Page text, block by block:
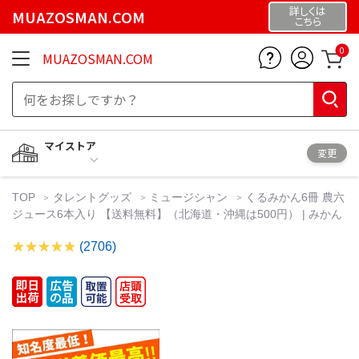
MUAZOSMAN.COM 詳しくは
こちら
MUAZOSMAN.COM 0
マイストア
変更
TOP タレントグッズ ミュージシャン
くるみかん6冊 農六
ジュース6本入り 【送料無料】（北海道・沖縄は500円） | みかん
(2706)